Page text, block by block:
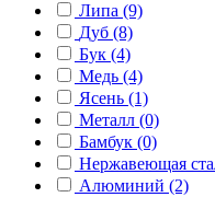
Липа (9)
Дуб (8)
Бук (4)
Медь (4)
Ясень (1)
Металл (0)
Бамбук (0)
Нержавеющая
Алюминий (2)